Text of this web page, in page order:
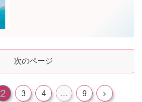
次のページ
2 3 4 … 9